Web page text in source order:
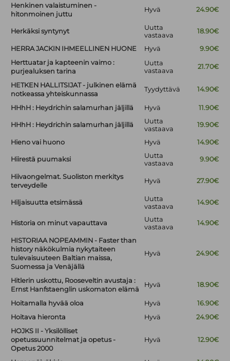
Henkinen valaistuminen -
hitonmoinen juttu
Hyvä 24.90€
Herkäksi syntynyt
Uutta
vastaava
18.90€
HERRA JACKIN IHMEELLINEN HUONE Hyvä
9.90€
Herttuatar ja kapteenin vaimo :
purjealuksen tarina
Uutta
vastaava
21.70€
HETKEN HALLITSIJAT - julkinen elämä
notkeassa yhteiskunnassa
Tyydyttävä 14.90€
HHhH : Heydrichin salamurhan jäljillä Hyvä 11.90€
HHhH : Heydrichin salamurhan jäljillä
Uutta
vastaava
19.90€
Hieno vai huono Hyvä 14.90€
Hiirestä puumaksi
Uutta
vastaava
9.90€
Hiivaongelmat. Suoliston merkitys
terveydelle
Hyvä 27.90€
Hiljaisuutta etsimässä
Uutta
vastaava
14.90€
Historia on minut vapauttava
Uutta
vastaava
14.90€
HISTORIAA NOPEAMMIN - Faster than
history näkökulmia nykytaiteen
tulevaisuuteen Baltian maissa,
Suomessa ja Venäjällä
Hyvä 24.90€
Hitlerin uskottu, Rooseveltin avustaja :
Ernst Hanfstaenglin uskomaton elämä
Hyvä 18.90€
Hoitamalla hyvää oloa Hyvä
16.90€
Hoitava hieronta
Hyvä
24.90€
HOJKS II - Yksilölliset
opetussuunnitelmat ja opetus -
Opetus 2000
Hyvä 12.90€